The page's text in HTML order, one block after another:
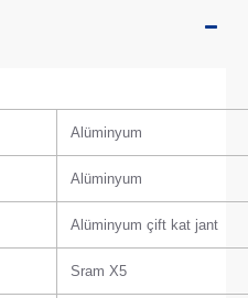
Alüminyum
Alüminyum
Alüminyum çift kat jant
Sram X5